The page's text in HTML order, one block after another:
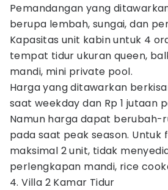
Pemandangan yang
berupa lembah, sungai, dan
Kapasitas unit kabin untuk 4
tempat tidur ukuran queen,
mandi, mini private pool.
Harga yang ditawarkan
saat weekday dan Rp 1 jutaan
Namun harga dapat
pada saat peak season. Untuk
maksimal 2 unit, tidak
perlengkapan mandi, rice
4. Villa 2 Kamar Tidur